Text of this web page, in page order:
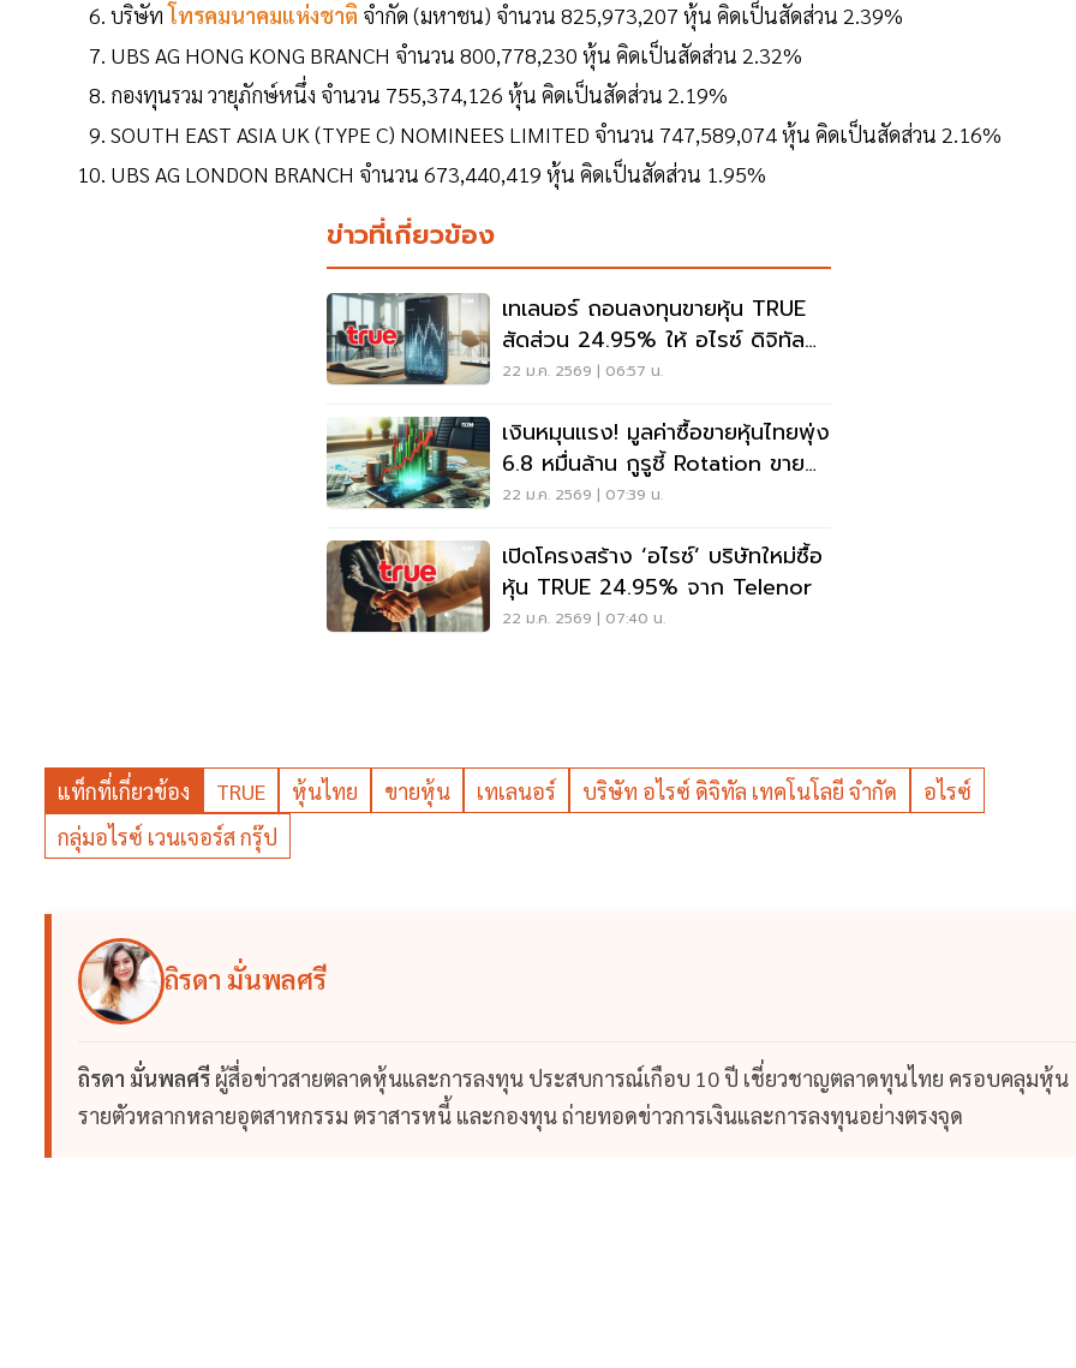
บริษัทโทรคมนาคมแห่งชาติ จำกัด (มหาชน) จำนวน 825,973,207 หุ้น คิดเป็นสัดส่วน 2.39%
UBS AG HONG KONG BRANCH จำนวน 800,778,230 หุ้น คิดเป็นสัดส่วน 2.32%
กองทุนรวม วายุภักษ์หนึ่ง จำนวน 755,374,126 หุ้น คิดเป็นสัดส่วน 2.19%
SOUTH EAST ASIA UK (TYPE C) NOMINEES LIMITED จำนวน 747,589,074 หุ้น คิดเป็นสัดส่วน 2.16%
UBS AG LONDON BRANCH จำนวน 673,440,419 หุ้น คิดเป็นสัดส่วน 1.95%
ข่าวที่เกี่ยวข้อง
เทเลนอร์ ถอนลงทุนขายหุ้น TRUE
สัดส่วน 24.95% ให้ อไรซ์ ดิจิทัล
ของศุภชัย เจียรวนนท์
22 ม.ค. 2569 | 06:57 น.
เงินหมุนแรง! มูลค่าซื้อขายหุ้นไทยพุ่ง
6.8 หมื่นล้าน กูรูชี้ Rotation ขาย
แบงก์ ซื้อ DELTA-พลังงาน
22 ม.ค. 2569 | 07:39 น.
เปิดโครงสร้าง ‘อไรซ์’ บริษัทใหม่ซื้อ
หุ้น TRUE 24.95% จาก Telenor
22 ม.ค. 2569 | 07:40 น.
แท็กที่เกี่ยวข้อง TRUE หุ้นไทย ขายหุ้น เทเลนอร์ บริษัท อไรซ์ ดิจิทัล เทคโนโลยี จำกัด
อไรซ์
กลุ่มอไรซ์ เวนเจอร์ส กรุ๊ป
ถิรดา มั่นพลศรี
ถิรดา มั่นพลศรี ผู้สื่อข่าวสายตลาดหุ้นและการลงทุน ประสบการณ์เกือบ 10 ปี เชี่ยวชาญตลาดทุนไทย ครอบคลุมหุ้น
รายตัวหลากหลายอุตสาหกรรม ตราสารหนี้ และกองทุน ถ่ายทอดข่าวการเงินและการลงทุนอย่างตรงจุด